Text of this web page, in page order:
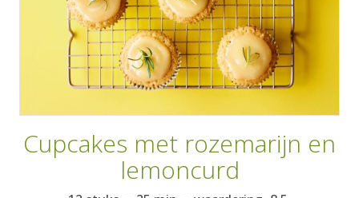
Cupcakes met rozemarijn en
lemoncurd